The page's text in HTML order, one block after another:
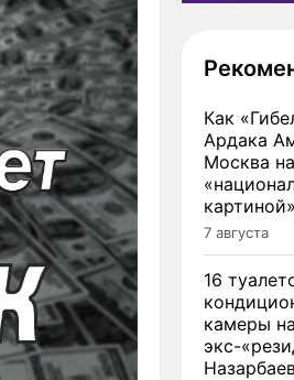
Как
Ардака
Москва
картиной»
7 августа
16
камеры
экс-